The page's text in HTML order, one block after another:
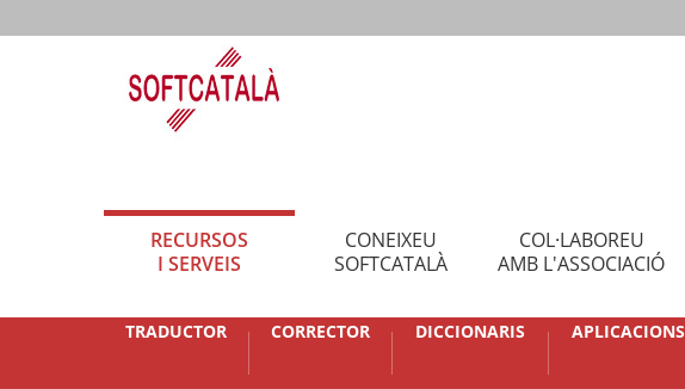
RECURSOS
I SERVEIS
CONEIXEU
SOFTCATALÀ
COL·LABOREU
AMB L'ASSOCIACIÓ
TRADUCTOR CORRECTOR DICCIONARIS APLICACIONS